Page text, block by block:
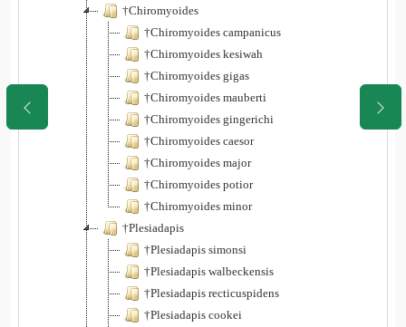
†Chiromyoides
†Chiromyoides campanicus
†Chiromyoides kesiwah
†Chiromyoides gigas
†Chiromyoides mauberti
†Chiromyoides gingerichi
†Chiromyoides caesor
†Chiromyoides major
†Chiromyoides potior
†Chiromyoides minor
†Plesiadapis
†Plesiadapis simonsi
†Plesiadapis walbeckensis
†Plesiadapis recticuspidens
†Plesiadapis cookei